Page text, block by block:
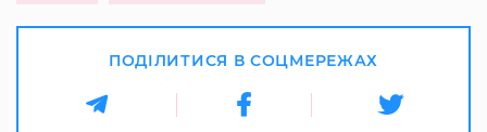
ПОДІЛИТИСЯ В СОЦМЕРЕЖАХ